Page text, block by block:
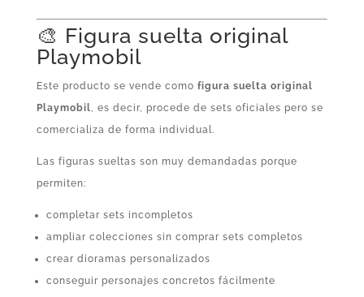
🎨 Figura suelta original
Playmobil
Este producto se vende como figura suelta original
Playmobil, es decir, procede de sets oficiales pero se
comercializa de forma individual.
Las figuras sueltas son muy demandadas porque
permiten:
completar sets incompletos
ampliar colecciones sin comprar sets completos
crear dioramas personalizados
conseguir personajes concretos fácilmente